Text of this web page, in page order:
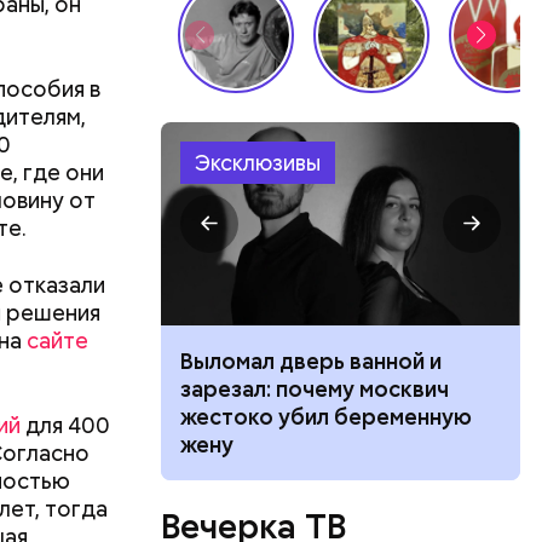
в
где они
от
решения
сайте
для 400
тогда
Эксклюзивы
Выломал дверь ванной и
зарезал: почему москвич
жестоко убил беременную
жену
Вечерка ТВ